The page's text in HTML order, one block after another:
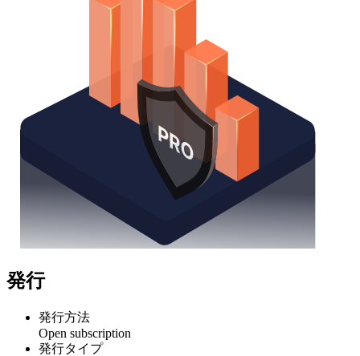
発行
発行方法
Open subscription
発行タイプ